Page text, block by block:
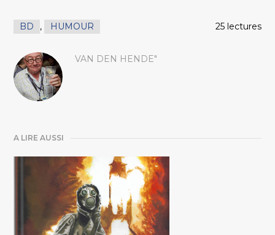
BD , HUMOUR 25 lectures
VAN DEN HENDE"
A LIRE AUSSI